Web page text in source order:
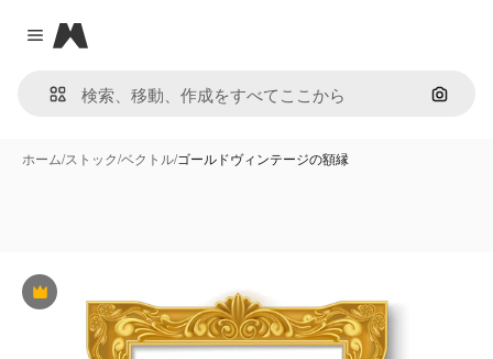
Close menu
Magnific
画像で
ホーム/ストック/ベクトル/ゴールドヴィンテージの額縁
Premium